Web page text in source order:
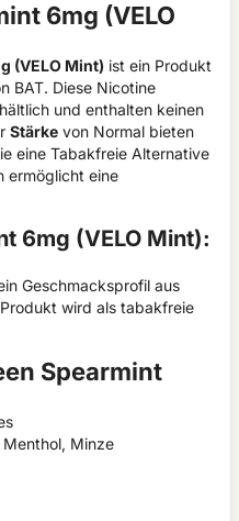
6mg (VELO
(VELO Mint) ist ein Produkt
BAT. Diese Nicotine
und enthalten keinen
Stärke von Normal bieten
eine Tabakfreie Alternative
ermöglicht eine
6mg (VELO Mint):
Geschmacksprofil aus
wird als tabakfreie
Spearmint
Minze